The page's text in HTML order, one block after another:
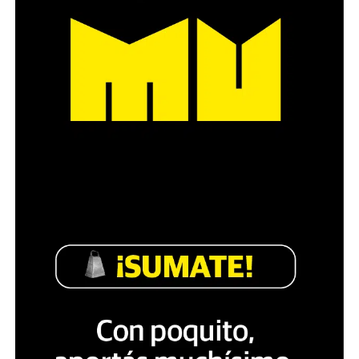
mamá de Lucía Pérez
“Estamos como el día 1”. La frase de la madre de la joven
asesinada en 2016 remite a aquel año: cuando
asesinado a su hija, hasta hoy, dos juicios después, pues la
impunidad sigue consagrada. De motivar el Primer Paro